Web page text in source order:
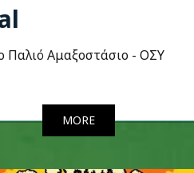
Παλιό Αμαξοστάσιο - ΟΣΥ
MORE